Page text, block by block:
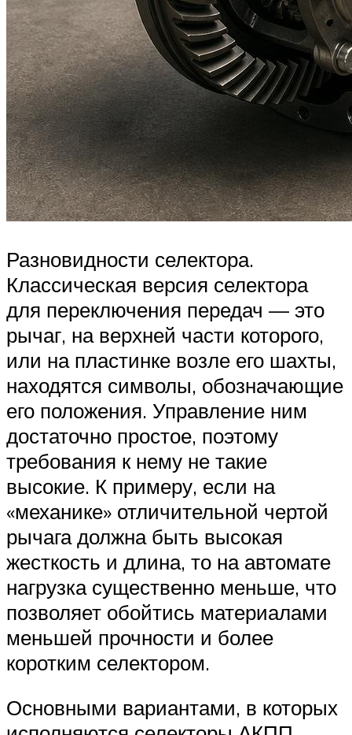
Разновидности селектора.
Классическая версия селектора
для переключения передач — это
рычаг, на верхней части которого,
или на пластинке возле его шахты,
находятся символы, обозначающие
его положения. Управление ним
достаточно простое, поэтому
требования к нему не такие
высокие. К примеру, если на
«механике» отличительной чертой
рычага должна быть высокая
жесткость и длина, то на автомате
нагрузка существенно меньше, что
позволяет обойтись материалами
меньшей прочности и более
коротким селектором.
Основными вариантами, в которых